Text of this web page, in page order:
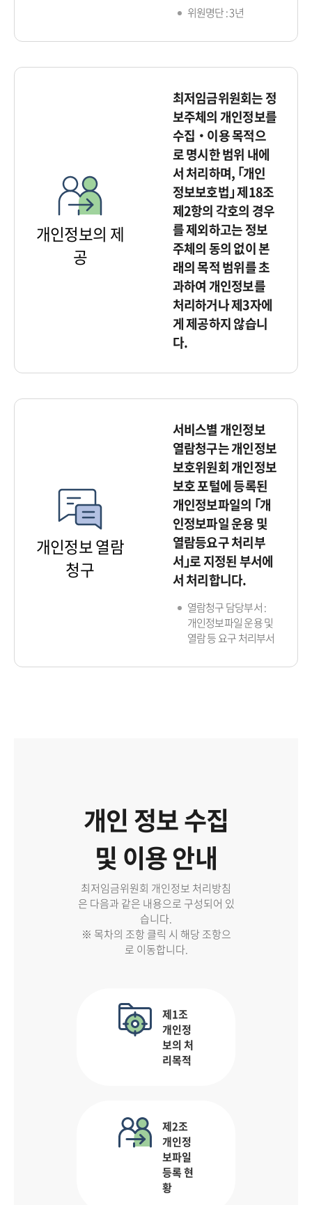
위원명단 : 3년
개인정보의 제
공
최저임금위원회는 정
보주체의 개인정보를
수집‧이용 목적으
로 명시한 범위 내에
서 처리하며, ｢개인
정보보호법｣ 제18조
제2항의 각호의 경우
를 제외하고는 정보
주체의 동의 없이 본
래의 목적 범위를 초
과하여 개인정보를
처리하거나 제3자에
게 제공하지 않습니
다.
개인정보 열람
청구
서비스별 개인정보
열람청구는 개인정보
보호위원회 개인정보
보호 포털에 등록된
개인정보파일의 ｢개
인정보파일 운용 및
열람등요구 처리부
서｣로 지정된 부서에
서 처리합니다.
열람청구 담당부서 :
개인정보파일 운용 및
열람 등 요구 처리부서
개인 정보 수집
및 이용 안내
최저임금위원회 개인정보 처리방침
은 다음과 같은 내용으로 구성되어 있
습니다.
※ 목차의 조항 클릭 시 해당 조항으
로 이동합니다.
제1조
개인정
보의 처
리목적
제2조
개인정
보파일
등록 현
황